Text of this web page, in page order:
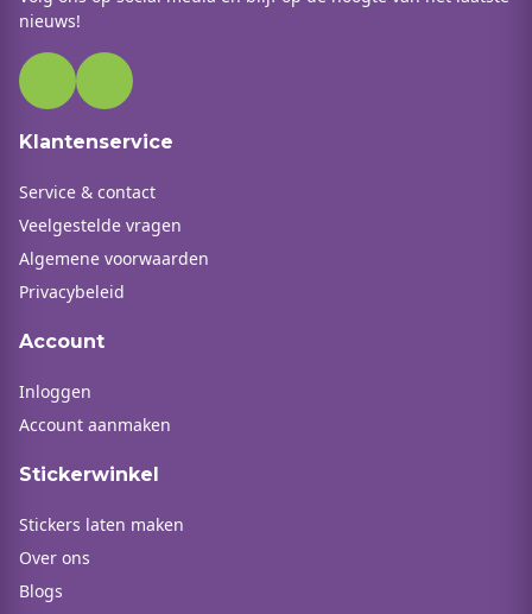
nieuws!
Klantenservice
Service & contact
Veelgestelde vragen
Algemene voorwaarden
Privacybeleid
Account
Inloggen
Account aanmaken
Stickerwinkel
Stickers laten maken
Over ons
Blogs